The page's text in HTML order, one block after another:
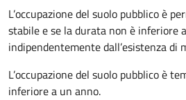
L’occupazione del suolo pubblico è
stabile e se la durata non è inferiore
indipendentemente dall’esistenza
L’occupazione del suolo pubblico è
inferiore a un anno.